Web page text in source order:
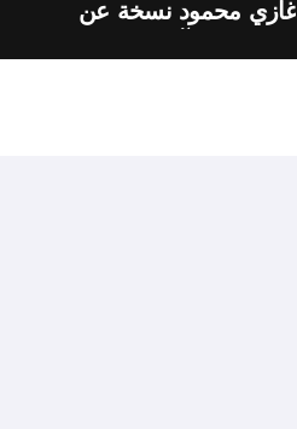
غازي محمود نسخة عن